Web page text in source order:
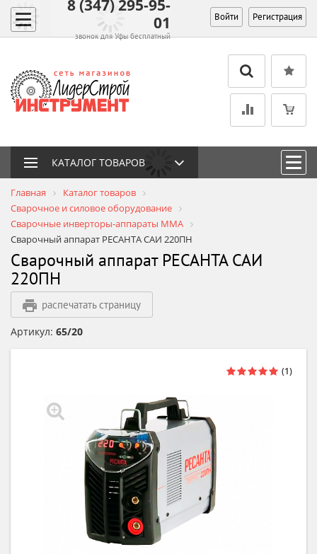
8 (347) 295-95-
01
звонок для Уфы бесплатный
Войти Регистрация
КАТАЛОГ ТОВАРОВ
Главная
Каталог товаров
Сварочное и силовое оборудование
Сварочные инверторы-аппараты MMA
Сварочный аппарат РЕСАНТА САИ 220ПН
Сварочный аппарат РЕСАНТА САИ
220ПН
распечатать страницу
Артикул: 65/20